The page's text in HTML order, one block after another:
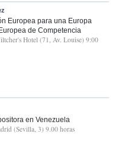
Europea para una Europa
de Competencia
Hotel (71, Av. Louise) 9:00
en Venezuela
(Sevilla, 3) 9.00 horas